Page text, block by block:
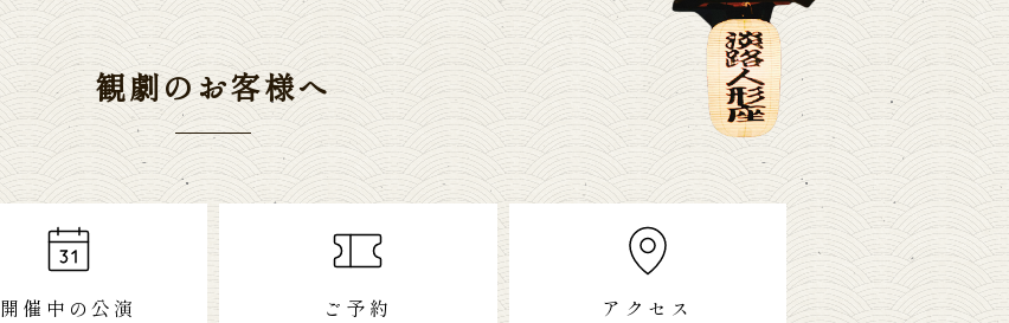
観劇のお客様へ
開催中の公演 ご予約 アクセス